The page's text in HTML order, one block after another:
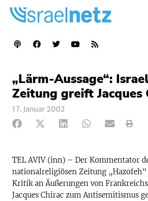
„Lärm-Aussage“:
Zeitung greift Jacques
17. Januar 2002
TEL AVIV (inn) – Der Kommentator
nationalreligiösen Zeitung
Kritik an Äußerungen von
Jacques Chirac zum Antisemitismus